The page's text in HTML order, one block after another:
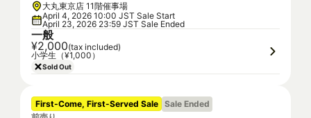
大丸東京店 11階催事場
April 4, 2026 10:00 JST Sale Start
April 23, 2026 23:59 JST Sale Ended
一般
¥2,000(tax included)
小学生（¥1,000）
Sold Out
First-Come, First-Served Sale Sale Ended